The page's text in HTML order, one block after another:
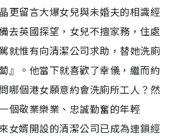
更留言大爆女兒與未婚夫的相識經
去英國探望，女兒不擅家務，住處
就惟有向清潔公司求助，替她洗廁
』。他當下就喜歡了幸儀，繼而約
哪個港女願意約會洗廁所工人？然
個敬業樂業、忠誠勤奮的年輕
女婿開設的清潔公司已成為連鎖經